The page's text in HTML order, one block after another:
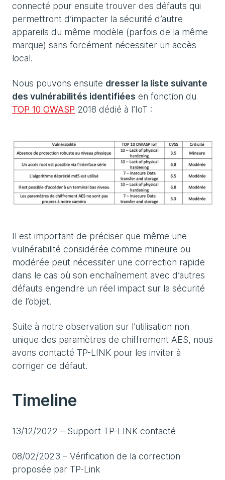
connecté pour ensuite trouver des défauts qui
permettront d’impacter la sécurité d’autre
appareils du même modèle (parfois de la même
marque) sans forcément nécessiter un accès
local.
Nous pouvons ensuite dresser la liste suivante
des vulnérabilités identifiées en fonction du
TOP 10 OWASP 2018 dédié à l’IoT :
Il est important de préciser que même une
vulnérabilité considérée comme mineure ou
modérée peut nécessiter une correction rapide
dans le cas où son enchaînement avec d’autres
défauts engendre un réel impact sur la sécurité
de l’objet.
Suite à notre observation sur l’utilisation non
unique des paramètres de chiffrement AES, nous
avons contacté TP-LINK pour les inviter à
corriger ce défaut.
Timeline
13/12/2022 – Support TP-LINK contacté
08/02/2023 – Vérification de la correction
proposée par TP-Link